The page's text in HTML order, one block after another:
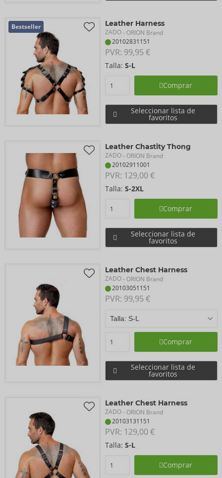
Bestseller Leather Harness
ZADO- ORION Brand
20102831151
PVR: 99,95 €
Talla: S-L
Comprar
Seleccionar lista de
favoritos
Leather Chastity Thong
ZADO- ORION Brand
20102911001
PVR: 129,00 €
Talla: S-2XL
Comprar
Seleccionar lista de
favoritos
Leather Chest Harness
ZADO- ORION Brand
20103051151
PVR: 99,95 €
Comprar
Seleccionar lista de
favoritos
Leather Chest Harness
ZADO- ORION Brand
20103131151
PVR: 129,00 €
Talla: S-L
Comprar